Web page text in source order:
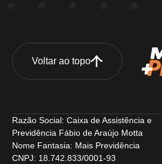
Voltar ao topo
Razão Social: Caixa de Assistência e
Previdência Fábio de Araújo Motta
Nome Fantasia: Mais Previdência
CNPJ: 18.742.833/0001-93